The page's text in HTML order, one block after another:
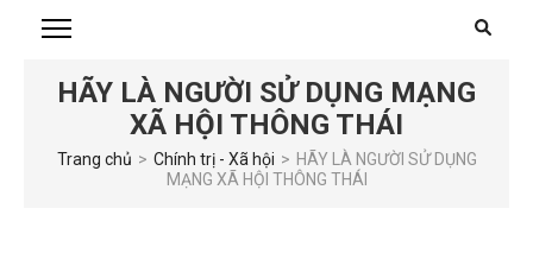
Enter)
HÃY LÀ NGƯỜI SỬ DỤNG MẠNG
XÃ HỘI THÔNG THÁI
Trang chủ > Chính trị - Xã hội > HÃY LÀ NGƯỜI SỬ DỤNG
MẠNG XÃ HỘI THÔNG THÁI